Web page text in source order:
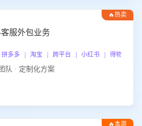
🔥热卖
服外包业务
多多 | 淘宝 | 跨平台 | 小红书 | 得物 | 企
队 · 定制化方案
🔥本周